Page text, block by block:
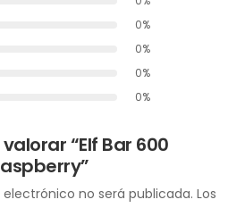
0%
0%
0%
0%
“Elf Bar 600
no será publicada. Los